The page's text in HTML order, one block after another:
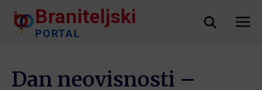
Braniteljski
PORTAL
Dan neovisnosti –